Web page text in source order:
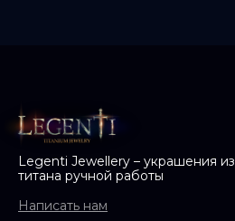
Legenti Jewellery – украшения из
титана ручной работы
Написать нам